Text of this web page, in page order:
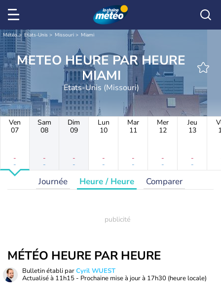
Météo Etats-Unis Missouri Miami
METEO HEURE PAR HEURE
MIAMI
Etats-Unis (Missouri)
Ven
07
-
-
Sam
08
-
-
Dim
09
-
-
Lun
10
-
-
Mar
11
-
-
Mer
12
-
-
Jeu
13
-
-
Journée Heure / Heure Comparer
MÉTÉO HEURE PAR HEURE
Bulletin établi parCyril WUEST
Actualisé à 11h15 - Prochaine mise à jour à 17h30 (heure locale)